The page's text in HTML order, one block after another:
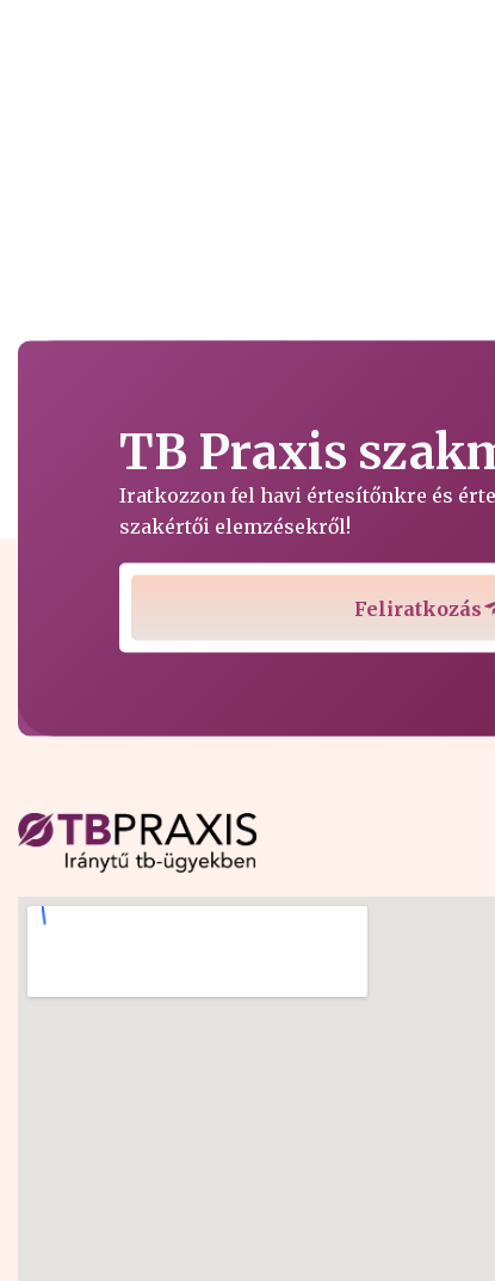
TB Praxis
Iratkozzon fel havi értesítőnkre és
szakértői elemzésekről!
Feliratkozás